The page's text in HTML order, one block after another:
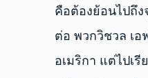
คือต้องย้อนไปถึ
ต่อ พวกวิชวล เอ
อเมริกา แต่ไปเ